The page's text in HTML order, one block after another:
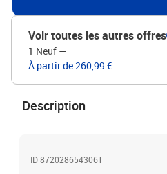
Voir toutes les autres offres
1 Neuf —
À partir de 260,99 €
Description
ID 8720286543061